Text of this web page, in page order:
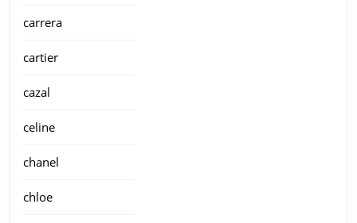
carrera
cartier
cazal
celine
chanel
chloe